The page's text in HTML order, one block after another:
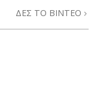
ΔΕΣ ΤΟ ΒΙΝΤΕΟ